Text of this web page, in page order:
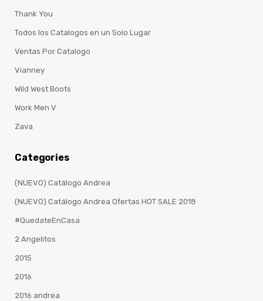
Thank You
Todos los Catalogos en un Solo Lugar
Ventas Por Catalogo
Vianney
Wild West Boots
Work Men V
Zava
Categories
(NUEVO) Catálogo Andrea
(NUEVO) Catálogo Andrea Ofertas HOT SALE 2018
#QuedateEnCasa
2 Angelitos
2015
2016
2016 andrea